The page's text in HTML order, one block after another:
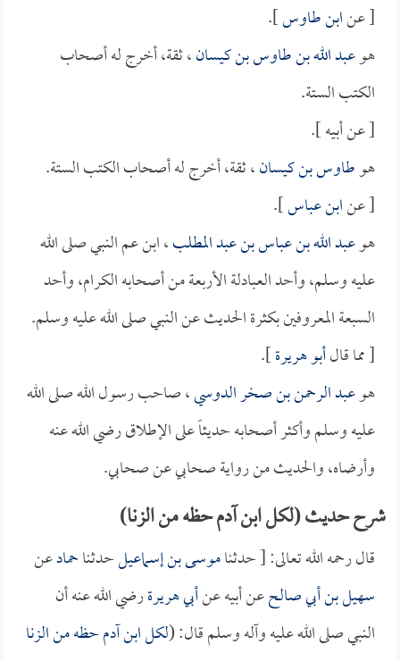
[ عنابن طاوس].
هوعبد الله بن طاوس بن كيسان، ثقة، أخرج له أصحاب
الكتب الستة.
[ عن أبيه ].
هوطاوس بن كيسان، ثقة، أخرج له أصحاب الكتب الستة.
[ عنابن عباس].
هوعبد الله بن عباس بن عبد المطلب، ابن عم النبي صلى الله
عليه وسلم، وأحد العبادلة الأربعة من أصحابه الكرام، وأحد
السبعة المعروفين بكثرة الحديث عن النبي صلى الله عليه وسلم.
[ مما قالأبو هريرة].
هوعبد الرحمن بن صخر الدوسي، صاحب رسول الله صلى الله
عليه وسلم وأكثر أصحابه حديثاً على الإطلاق رضي الله عنه
وأرضاه، والحديث من رواية صحابي عن صحابي.
شرح حديث (لكل ابن آدم حظه من الزنا)
قال رحمه الله تعالى: [ حدثناموسى بن إسماعيلحدثناحمادعن
سهيل بن أبي صالحعن أبيه عنأبي هريرةرضي الله عنه أن
النبي صلى الله عليه وآله وسلم قال: (لكل ابن آدم حظه من الزنا